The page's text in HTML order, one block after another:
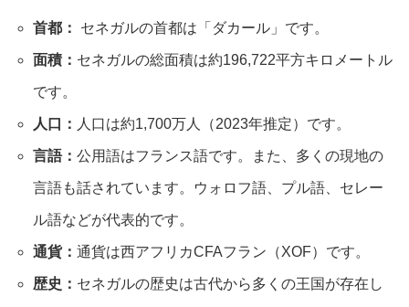
首都： セネガルの首都は「ダカール」です。
面積： セネガルの総面積は約196,722平方キロメートル
です。
人口： 人口は約1,700万人（2023年推定）です。
言語： 公用語はフランス語です。また、多くの現地の
言語も話されています。ウォロフ語、プル語、セレー
ル語などが代表的です。
通貨： 通貨は西アフリカCFAフラン（XOF）です。
歴史： セネガルの歴史は古代から多くの王国が存在し